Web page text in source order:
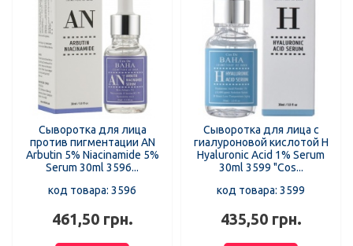
Сыворотка для лица
против пигментации AN
Arbutin 5% Niacinamide 5%
Serum 30ml 3596...
код товара: 3596
461,50 грн.
Сыворотка для лица с
гиалуроновой кислотой H
Hyaluronic Acid 1% Serum
30ml 3599 "Cos...
код товара: 3599
435,50 грн.